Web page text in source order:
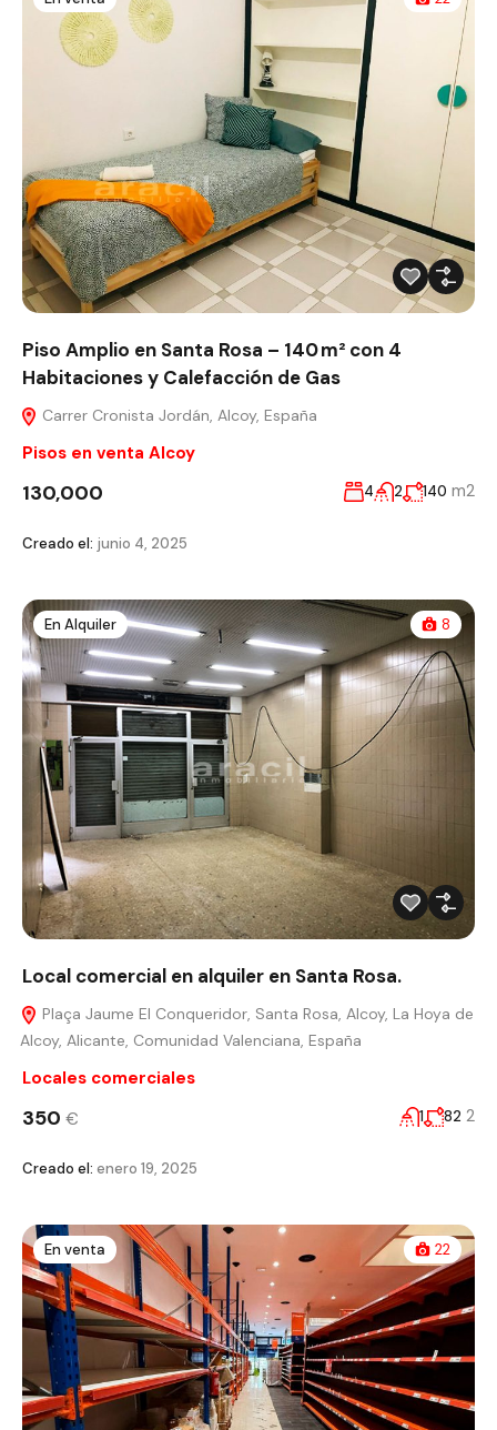
Piso Amplio en Santa Rosa – 140 m² con 4
Habitaciones y Calefacción de Gas
Carrer Cronista Jordán, Alcoy, España
Pisos en venta Alcoy
130,000 4 2 140 m2
Creado el: junio 4, 2025
En Alquiler 8
Local comercial en alquiler en Santa Rosa.
Plaça Jaume El Conqueridor, Santa Rosa, Alcoy, La Hoya de
Alcoy, Alicante, Comunidad Valenciana, España
Locales comerciales
350 € 1 82 2
Creado el: enero 19, 2025
En venta 22